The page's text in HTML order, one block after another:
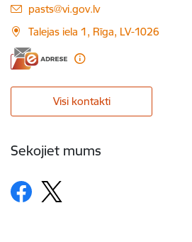
E-pasts:
pasts@vi.gov.lv
Talejas iela 1, Rīga, LV-1026
Visi kontakti
Sekojiet mums